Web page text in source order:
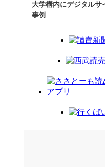
大学構内にデジタル
事例